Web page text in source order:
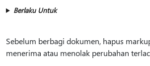
Berlaku Untuk
Sebelum berbagi dokumen, hapus
menerima atau menolak perubahan